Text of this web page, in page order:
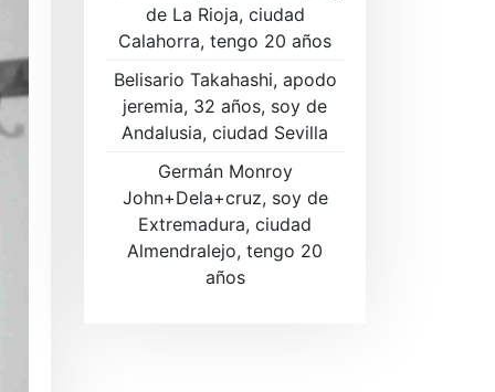
de La Rioja, ciudad
Calahorra, tengo 20 años
Belisario Takahashi, apodo
jeremia, 32 años, soy de
Andalusia, ciudad Sevilla
Germán Monroy
John+Dela+cruz, soy de
Extremadura, ciudad
Almendralejo, tengo 20
años